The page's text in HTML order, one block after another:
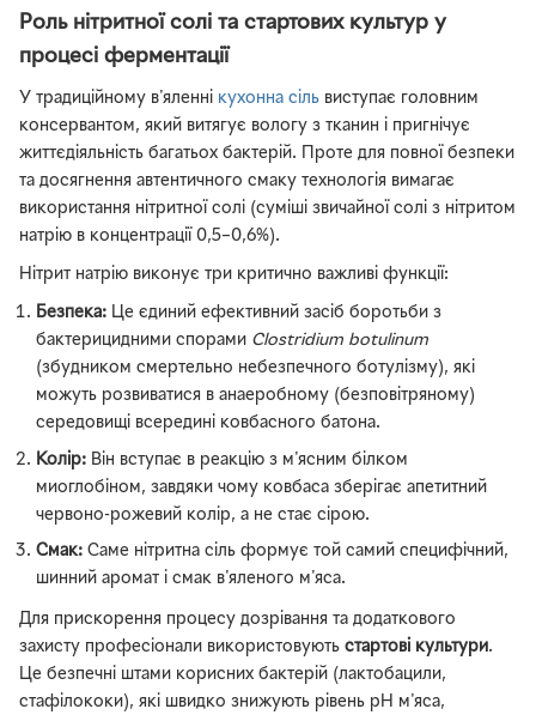
Роль нітритної солі та стартових культур у
процесі ферментації
У традиційному в'яленні кухонна сіль виступає головним
консервантом, який витягує вологу з тканин і пригнічує
життєдіяльність багатьох бактерій. Проте для повної безпеки
та досягнення автентичного смаку технологія вимагає
використання нітритної солі (суміші звичайної солі з нітритом
натрію в концентрації 0,5–0,6%).
Нітрит натрію виконує три критично важливі функції:
Безпека: Це єдиний ефективний засіб боротьби з
бактерицидними спорами Clostridium botulinum
(збудником смертельно небезпечного ботулізму), які
можуть розвиватися в анаеробному (безповітряному)
середовищі всередині ковбасного батона.
Колір: Він вступає в реакцію з м'ясним білком
миоглобіном, завдяки чому ковбаса зберігає апетитний
червоно-рожевий колір, а не стає сірою.
Смак: Саме нітритна сіль формує той самий специфічний,
шинний аромат і смак в'яленого м'яса.
Для прискорення процесу дозрівання та додаткового
захисту професіонали використовують стартові культури .
Це безпечні штами корисних бактерій (лактобацили,
стафілококи), які швидко знижують рівень pH м'яса,